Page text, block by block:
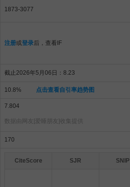
1873-3077
注册或登录后，查看IF
截止2026年5月06日：8.23
10.8% 点击查看自引率趋势图
7.804
数据由网友[爱睡朋友]收集提供
170
CiteScore SJR SNIP